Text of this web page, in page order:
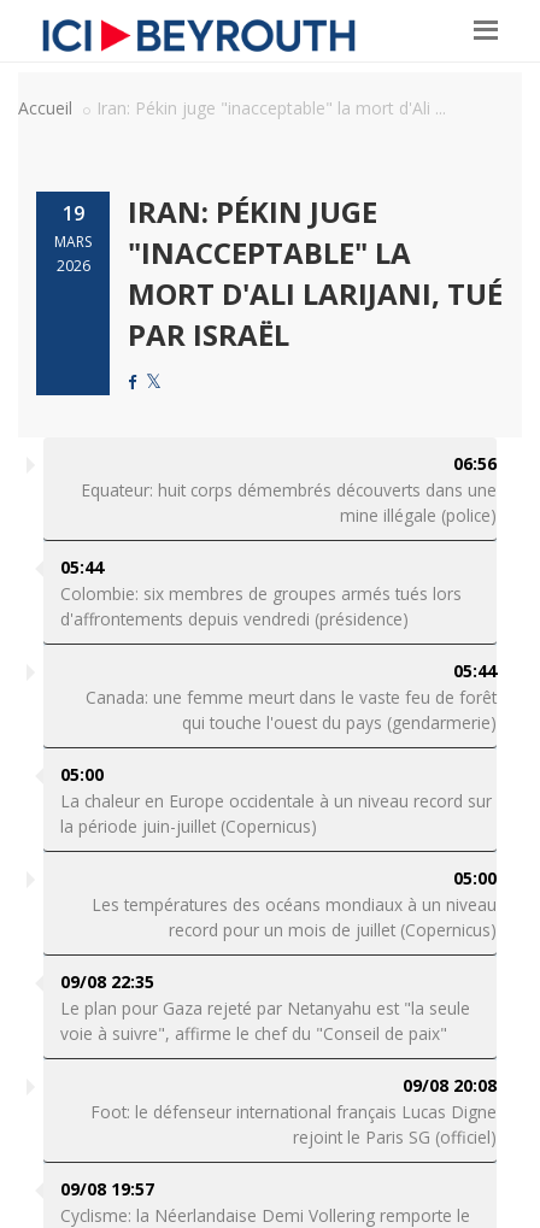
Accueil Iran: Pékin juge "inacceptable" la mort d'Ali ...
19
MARS
2026
IRAN: PÉKIN JUGE
"INACCEPTABLE" LA
MORT D'ALI LARIJANI, TUÉ
PAR ISRAËL
06:56
Equateur: huit corps démembrés découverts dans une
mine illégale (police)
05:44
Colombie: six membres de groupes armés tués lors
d'affrontements depuis vendredi (présidence)
05:44
Canada: une femme meurt dans le vaste feu de forêt
qui touche l'ouest du pays (gendarmerie)
05:00
La chaleur en Europe occidentale à un niveau record sur
la période juin-juillet (Copernicus)
05:00
Les températures des océans mondiaux à un niveau
record pour un mois de juillet (Copernicus)
09/08 22:35
Le plan pour Gaza rejeté par Netanyahu est "la seule
voie à suivre", affirme le chef du "Conseil de paix"
09/08 20:08
Foot: le défenseur international français Lucas Digne
rejoint le Paris SG (officiel)
09/08 19:57
Cyclisme: la Néerlandaise Demi Vollering remporte le